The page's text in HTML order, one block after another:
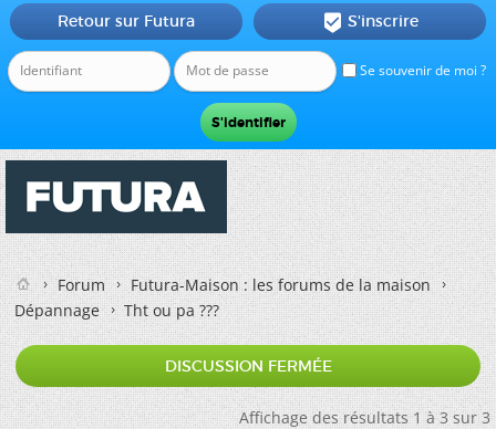
Se souvenir de moi ?
Retour sur Futura  S'inscrire
Forum
Futura-Maison : les forums de la maison
Dépannage
Tht ou pa ???
DISCUSSION FERMÉE
Affichage des résultats 1 à 3 sur 3